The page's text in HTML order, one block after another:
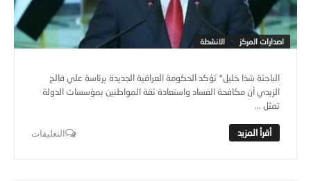
اصدارات المركز الانشطة
الباحثة شذا خليل* تؤكد الحكومة العراقية الجديدة برئاسة علي فالح
الزيدي أن مكافحة الفساد واستعادة ثقة المواطنين بمؤسسات الدولة
تمثل ...
التعليقات